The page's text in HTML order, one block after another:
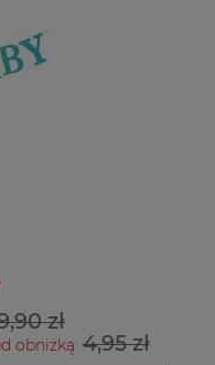
zł
obniżką:4,95 zł